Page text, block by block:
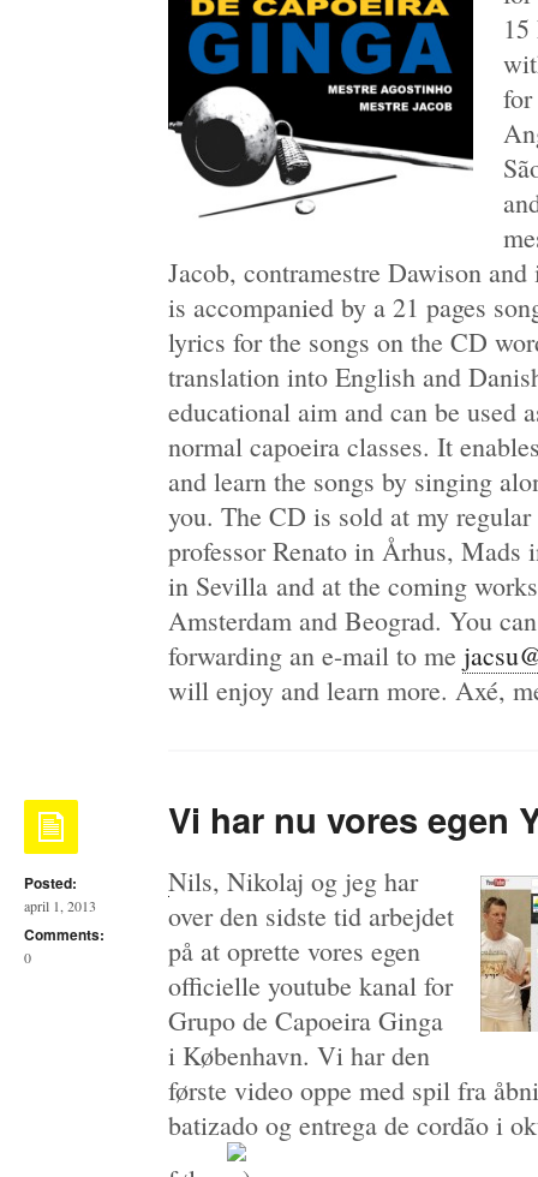
Jacob, contramestre Dawison
is accompanied by a 21 pages
lyrics for the songs on the CD
translation into English and
educational aim and can be used
normal capoeira classes. It
and learn the songs by singing
you. The CD is sold at my
professor Renato in Århus, Mads
in Sevilla and at the coming
Amsterdam and Beograd. You
forwarding an e-mail to me
will enjoy and learn more. Axé,
Posted:
april 1, 2013
Comments:
0
Vi har nu vores egen
Nils, Nikolaj og jeg har
over den sidste tid arbejdet
på at oprette vores egen
officielle youtube kanal for
Grupo de Capoeira Ginga
i København. Vi har den
første video oppe med spil fra
batizado og entrega de cordão i